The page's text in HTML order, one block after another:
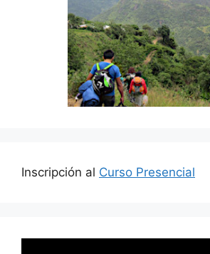
Inscripción al Curso Presencial